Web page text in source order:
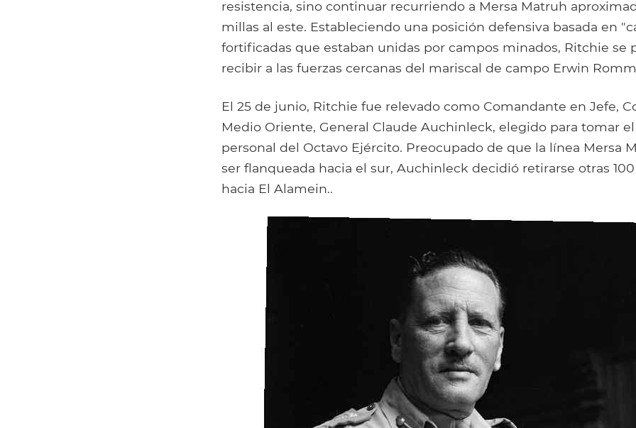
resistencia, sino continuar recurriendo a Mersa Matruh
millas al este. Estableciendo una posición defensiva basada en
fortificadas que estaban unidas por campos minados, Ritchie se
recibir a las fuerzas cercanas del mariscal de campo Erwin
El 25 de junio, Ritchie fue relevado como Comandante en Jefe,
Medio Oriente, General Claude Auchinleck, elegido para tomar
personal del Octavo Ejército. Preocupado de que la línea Mersa
ser flanqueada hacia el sur, Auchinleck decidió retirarse otras
hacia El Alamein..